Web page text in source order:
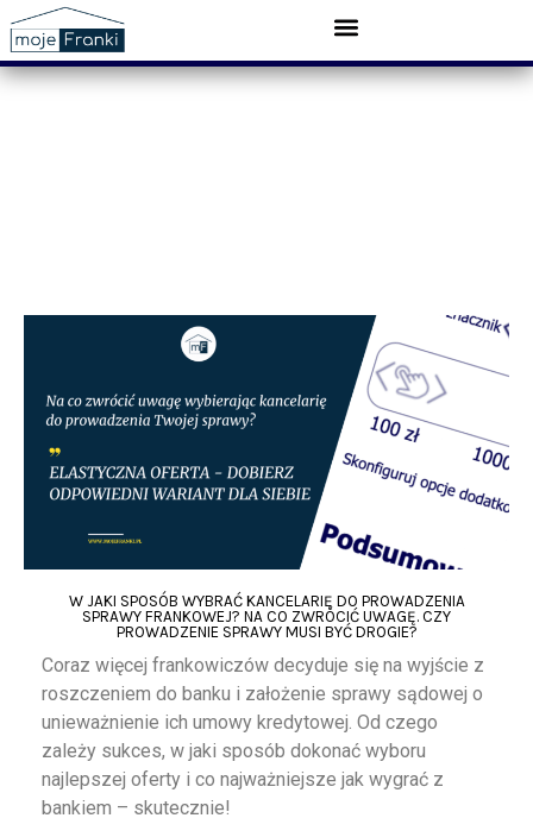
W JAKI SPOSÓB WYBRAĆ KANCELARIĘ DO PROWADZENIA
SPRAWY FRANKOWEJ? NA CO ZWRÓCIĆ UWAGĘ. CZY
PROWADZENIE SPRAWY MUSI BYĆ DROGIE?
Coraz więcej frankowiczów decyduje się na wyjście z
roszczeniem do banku i założenie sprawy sądowej o
unieważnienie ich umowy kredytowej. Od czego
zależy sukces, w jaki sposób dokonać wyboru
najlepszej oferty i co najważniejsze jak wygrać z
bankiem – skutecznie!